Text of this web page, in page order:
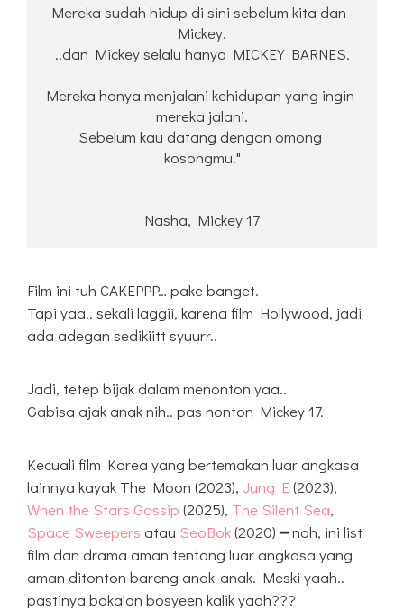
Mereka sudah hidup di sini sebelum kita dan
Mickey.
..dan Mickey selalu hanya MICKEY BARNES.
Mereka hanya menjalani kehidupan yang ingin
mereka jalani.
Sebelum kau datang dengan omong
kosongmu!"
Nasha, Mickey 17
Film ini tuh CAKEPPP… pake banget.
Tapi yaa.. sekali laggii, karena film Hollywood, jadi
ada adegan sedikiitt syuurr..
Jadi, tetep bijak dalam menonton yaa..
Gabisa ajak anak nih.. pas nonton Mickey 17.
Kecuali film Korea yang bertemakan luar angkasa
lainnya kayak The Moon (2023), Jung E(2023),
When the Stars Gossip (2025), The Silent Sea,
Space Sweepers atau SeoBok(2020) ━ nah, ini list
film dan drama aman tentang luar angkasa yang
aman ditonton bareng anak-anak. Meski yaah..
pastinya bakalan bosyeen kalik yaah???